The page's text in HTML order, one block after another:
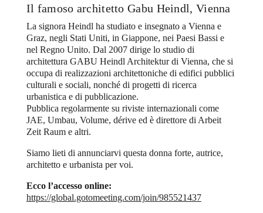
Il famoso architetto Gabu Heindl, Vienna
La signora Heindl ha studiato e insegnato a Vienna e
Graz, negli Stati Uniti, in Giappone, nei Paesi Bassi e
nel Regno Unito. Dal 2007 dirige lo studio di
architettura GABU Heindl Architektur di Vienna, che si
occupa di realizzazioni architettoniche di edifici pubblici
culturali e sociali, nonché di progetti di ricerca
urbanistica e di pubblicazione.
Pubblica regolarmente su riviste internazionali come
JAE, Umbau, Volume, dérive ed è direttore di Arbeit
Zeit Raum e altri.
Siamo lieti di annunciarvi questa donna forte, autrice,
architetto e urbanista per voi.
Ecco l’accesso online:
https://global.gotomeeting.com/join/985521437